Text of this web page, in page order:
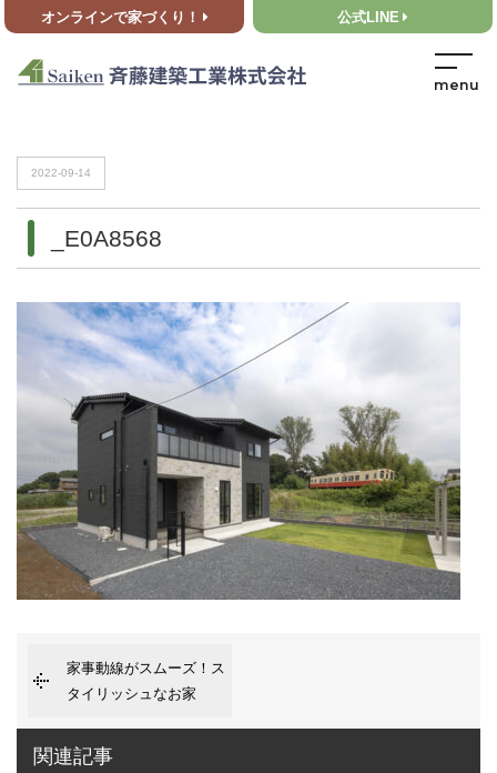
オンラインで家づくり！ 公式LINE
HOME>_E0A8568
2022-09-14
_E0A8568
家事動線がスムーズ！ス
タイリッシュなお家
関連記事